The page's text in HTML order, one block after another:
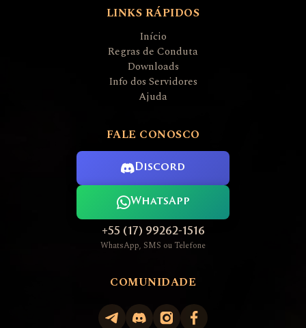
LINKS RÁPIDOS
Início
Regras de Conduta
Downloads
Info dos Servidores
Ajuda
FALE CONOSCO
Discord
WhatsApp
+55 (17) 99262-1516
WhatsApp, SMS ou Telefone
COMUNIDADE